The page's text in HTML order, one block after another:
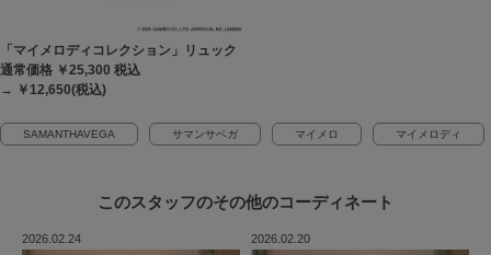
「マイメロディコレクション」リュック
通常価格 ￥25,300 税込
→ ￥12,650(税込)
SAMANTHAVEGA サマンサベガ マイメロ マイメロディ
このスタッフのその他のコーディネート
2026.02.24 2026.02.20